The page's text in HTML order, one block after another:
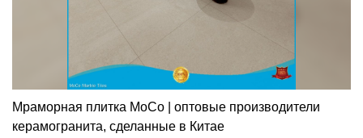
Мраморная плитка MoCo | оптовые производители
керамогранита, сделанные в Китае